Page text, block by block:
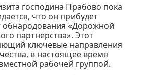
господина Прабово пока
что он прибудет
обнародования «Дорожной
партнерства». Этот
ключевые направления
в настоящее время
рабочей группой.